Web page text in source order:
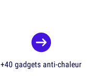
+40 gadgets anti-chaleur